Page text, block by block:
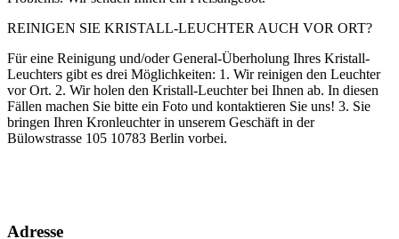
REINIGEN SIE KRISTALL-LEUCHTER AUCH VOR ORT?
Für eine Reinigung und/oder General-Überholung Ihres Kristall-
Leuchters gibt es drei Möglichkeiten: 1. Wir reinigen den Leuchter
vor Ort. 2. Wir holen den Kristall-Leuchter bei Ihnen ab. In diesen
Fällen machen Sie bitte ein Foto und kontaktieren Sie uns! 3. Sie
bringen Ihren Kronleuchter in unserem Geschäft in der
Bülowstrasse 105 10783 Berlin vorbei.
Adresse